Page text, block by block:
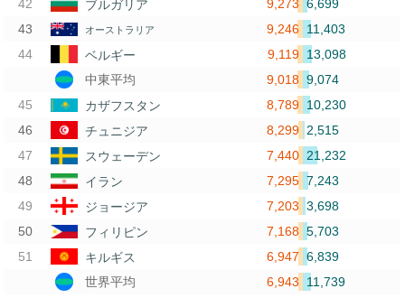
ブルガリア 9,273 6,699
オーストラリア 9,246
11,403
ベルギー
9,119
13,098
中東平均
9,018 9,074
カザフスタン
8,789
10,230
チュニジア
8,299
2,515
スウェーデン
7,440 21,232
イラン
7,295 7,243
ジョージア
7,203 3,698
フィリピン
7,168 5,703
キルギス
6,947 6,839
世界平均
6,943
11,739